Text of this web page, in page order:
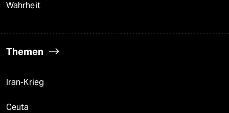
Wahrheit
Themen
Iran-Krieg
Ceuta